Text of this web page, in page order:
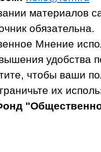
материалов
обязательна.
Мнение
удобства
чтобы ваши
их